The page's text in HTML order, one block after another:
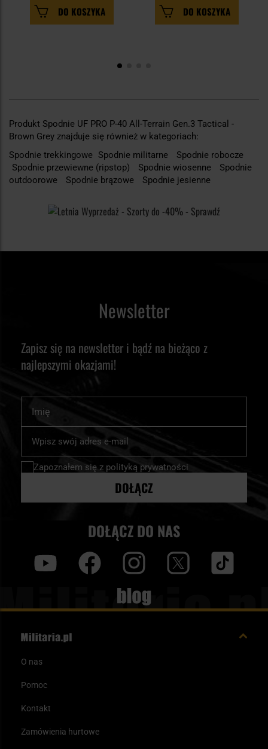
DO KOSZYKA DO KOSZYKA
Produkt Spodnie UF PRO P-40 All-Terrain Gen.3 Tactical -
Brown Grey znajduje się również w kategoriach:
Spodnie trekkingowe Spodnie militarne
Spodnie robocze
Spodnie przewiewne (ripstop)
Spodnie wiosenne
Spodnie
outdoorowe
Spodnie brązowe Spodnie jesienne
Newsletter
Zapisz się na newsletter i bądź na bieżąco z
najlepszymi okazjami!
nasz
newsletter:
Zapoznałem się z polityką prywatności
DOŁĄCZ
DOŁĄCZ DO NAS
Blog
O nas
Pomoc
Kontakt
Zamówienia hurtowe